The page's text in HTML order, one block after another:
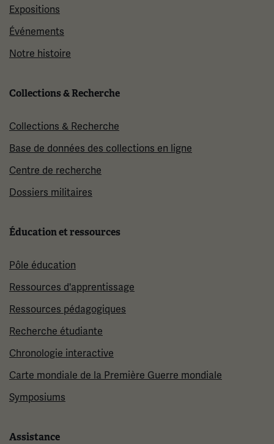
Expositions
Événements
Notre histoire
Collections & Recherche
Collections & Recherche
Base de données des collections en ligne
Centre de recherche
Dossiers militaires
Éducation et ressources
Pôle éducation
Ressources d'apprentissage
Ressources pédagogiques
Recherche étudiante
Chronologie interactive
Carte mondiale de la Première Guerre mondiale
Symposiums
Assistance